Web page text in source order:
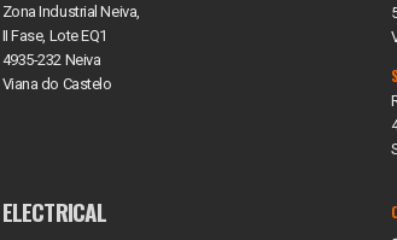
Zona Industrial Neiva,
II Fase, Lote EQ1
4935-232 Neiva
Viana do Castelo
ELECTRICAL